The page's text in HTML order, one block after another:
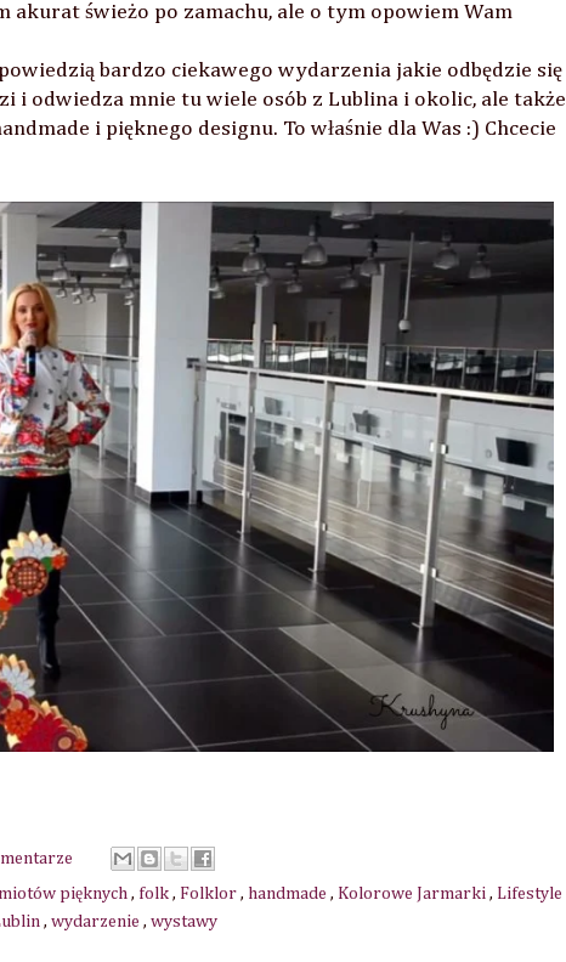
akurat świeżo po zamachu, ale o tym opowiem Wam
bardzo ciekawego wydarzenia jakie odbędzie się
i odwiedza mnie tu wiele osób z Lublina i okolic, ale także
i pięknego designu. To właśnie dla Was :) Chcecie
pięknych , folk , Folklor , handmade , Kolorowe Jarmarki , Lifestyle
, wydarzenie , wystawy
Firmy i osoby z którymi współpracowałam: All